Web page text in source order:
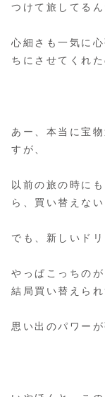
つけて旅してる
心細さも一気に
ちにさせてくれ
あー、本当に宝
すが、
以前の旅の時に
ら、買い替えな
でも、新しいド
やっぱこっちの
結局買い替えら
思い出のパワー